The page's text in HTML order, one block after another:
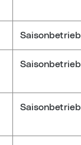
Saisonbetrieb
Saisonbetrieb
Saisonbetrieb